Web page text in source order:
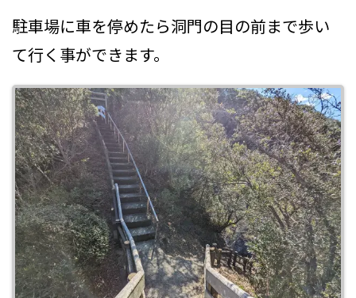
駐車場に車を停めたら洞門の目の前まで歩い
て行く事ができます。